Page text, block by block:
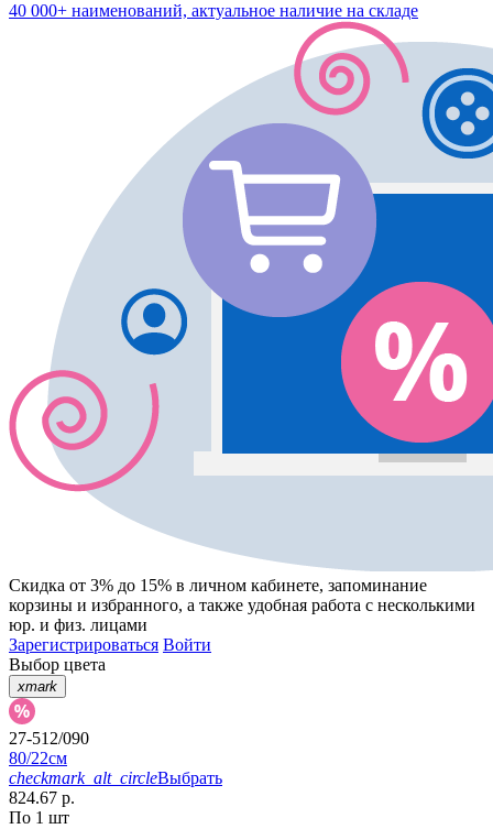
40 000+ наименований, актуальное наличие на складе
Скидка от 3% до 15% в личном кабинете, запоминание
корзины и избранного, а также удобная работа с несколькими
юр. и физ. лицами
Зарегистрироваться Войти
Выбор цвета
xmark
27-512/090
80/22см
checkmark_alt_circleВыбрать
824.67 р.
По 1 шт